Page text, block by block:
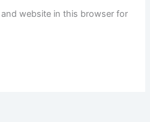
and website in this browser for